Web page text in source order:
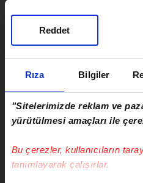
Rıza Bilgiler
"Sitelerimizde reklam ve
yürütülmesi amaçları ile
Bu çerezler, kullanıcıların
tanımlayarak çalışırlar.
Reddet
SONRAKİ
Emekliler
bin lira
Emekli ve memura
yolda! Ocak zammı